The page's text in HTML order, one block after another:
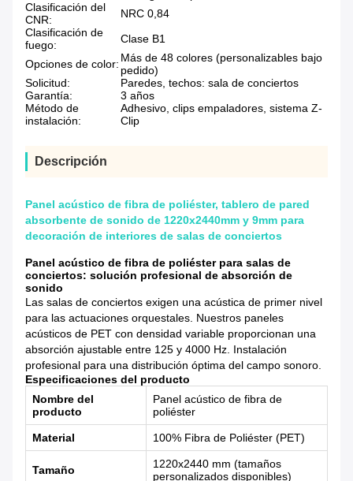
Clasificación del
CNR:
NRC 0,84
Clasificación de
fuego:
Clase B1
Opciones de color: Más de 48 colores (personalizables bajo
pedido)
Solicitud:
Paredes, techos: sala de conciertos
Garantía:
3 años
Método de
instalación:
Adhesivo, clips empaladores, sistema Z-
Clip
Descripción
Panel acústico de fibra de poliéster, tablero de pared
absorbente de sonido de 1220x2440mm y 9mm para
decoración de interiores de salas de conciertos
Panel acústico de fibra de poliéster para salas de
conciertos: solución profesional de absorción de
sonido
Las salas de conciertos exigen una acústica de primer nivel
para las actuaciones orquestales. Nuestros paneles
acústicos de PET con densidad variable proporcionan una
absorción ajustable entre 125 y 4000 Hz. Instalación
profesional para una distribución óptima del campo sonoro.
Especificaciones del producto
Nombre del
producto
Panel acústico de fibra de
poliéster
Material 100% Fibra de Poliéster (PET)
Tamaño
1220x2440 mm (tamaños
personalizados disponibles)